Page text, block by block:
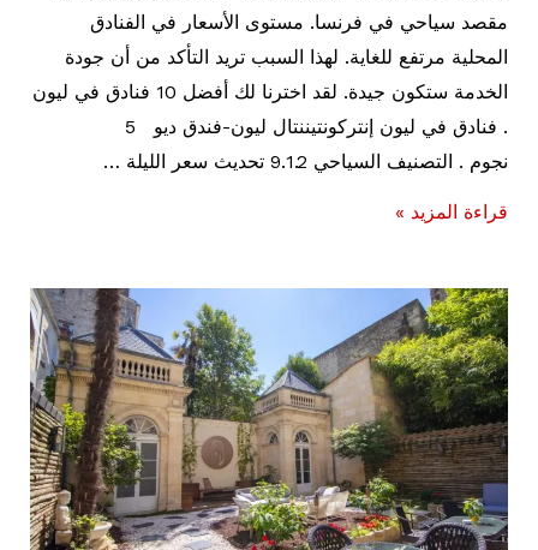
مقصد سياحي في فرنسا. مستوى الأسعار في الفنادق
المحلية مرتفع للغاية. لهذا السبب تريد التأكد من أن جودة
الخدمة ستكون جيدة. لقد اخترنا لك أفضل 10 فنادق في ليون
. فنادق في ليون إنتركونتيننتال ليون-فندق ديو 5
نجوم . التصنيف السياحي 9.1.2 تحديث سعر الليلة …
افضل
في
ليون
قراءة المزيد »